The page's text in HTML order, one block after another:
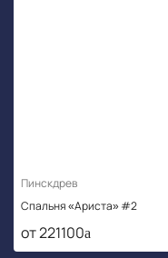
Пинскдрев
Спальня «Ариста» #2
от 221100